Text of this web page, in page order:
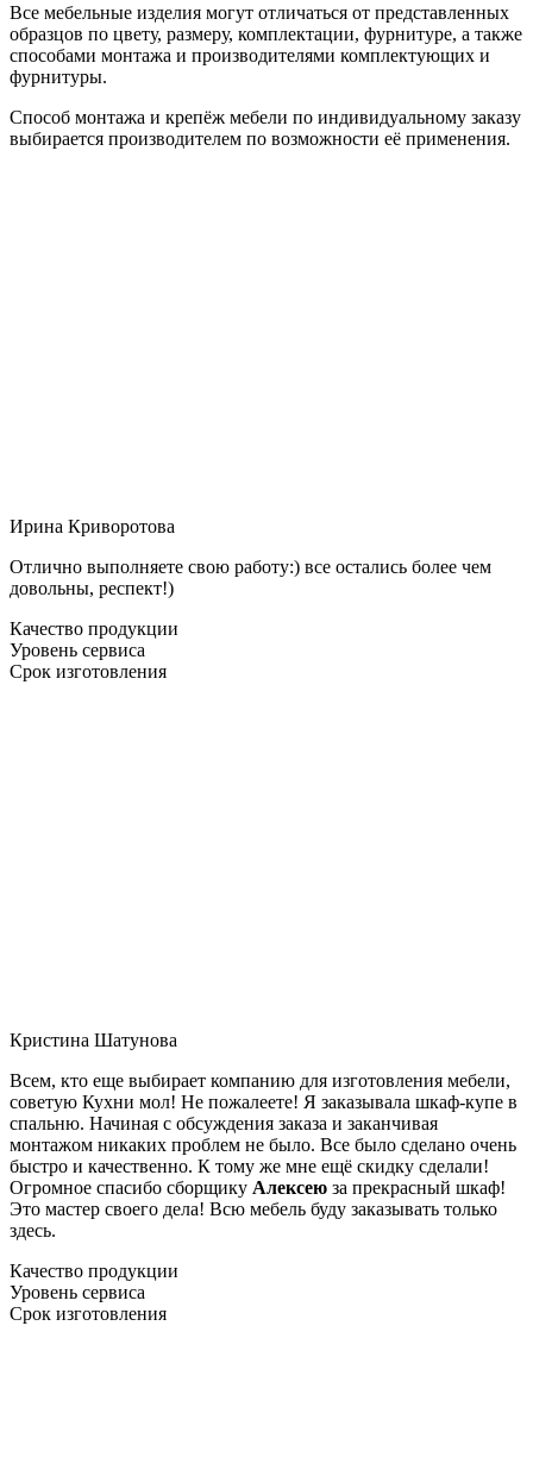
Все мебельные изделия могут отличаться от представленных
образцов по цвету, размеру, комплектации, фурнитуре, а также
способами монтажа и производителями комплектующих и
фурнитуры.
Способ монтажа и крепёж мебели по индивидуальному заказу
выбирается производителем по возможности её применения.
Ирина Криворотова
Отлично выполняете свою работу:) все остались более чем
довольны, респект!)
Качество продукции
Уровень сервиса
Срок изготовления
Кристина Шатунова
Всем, кто еще выбирает компанию для изготовления мебели,
советую Кухни мол! Не пожалеете! Я заказывала шкаф-купе в
спальню. Начиная с обсуждения заказа и заканчивая
монтажом никаких проблем не было. Все было сделано очень
быстро и качественно. К тому же мне ещё скидку сделали!
Огромное спасибо сборщику Алексею за прекрасный шкаф!
Это мастер своего дела! Всю мебель буду заказывать только
здесь.
Качество продукции
Уровень сервиса
Срок изготовления